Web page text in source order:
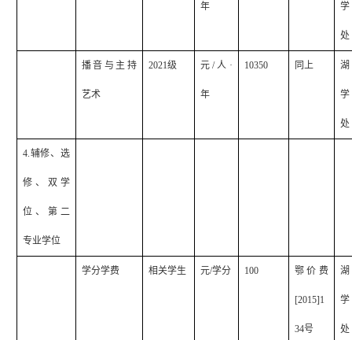
年
处
播音与主持
艺术
2021级 元/人·
年
10350 同上
处
4.辅修、选
修、双学
位、第二
专业学位
学分学费 相关学生 元/学分 100 鄂价费
[2015]1
34号 处